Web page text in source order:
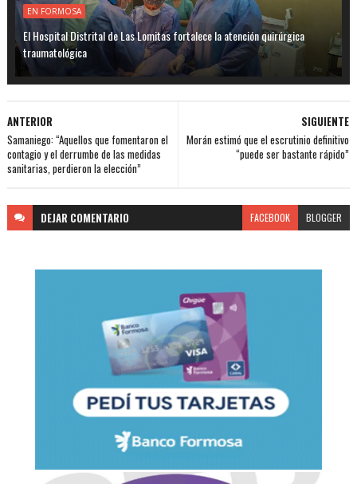
EN FORMOSA
El Hospital Distrital de Las Lomitas fortalece la atención quirúrgica
traumatológica
SIGUIENTE
Morán estimó que el escrutinio definitivo
“puede ser bastante rápido”
ANTERIOR
Samaniego: “Aquellos que fomentaron el
contagio y el derrumbe de las medidas
sanitarias, perdieron la elección”
DEJAR COMENTARIO FACEBOOK BLOGGER